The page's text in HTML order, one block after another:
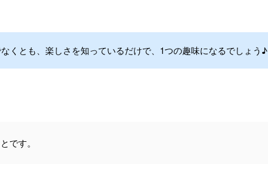
くとも、楽しさを知っているだけで、1つの趣味になるでしょう♪
です。